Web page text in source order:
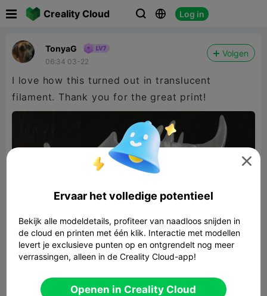
Creality Cloud   Log in
TonyaG
06:34 03-22
Volgen
I love how this turned out in translucent
filament. Thank you for the great print!

Ervaar het volledige potentieel
Bekijk alle modeldetails, profiteer van naadloos snijden in
de cloud en printen met één klik. Interactie met modellen
levert je exclusieve punten op en ontgrendelt nog meer
verrassingen, alleen in de Creality Cloud-app!
Openen in Creality Cloud